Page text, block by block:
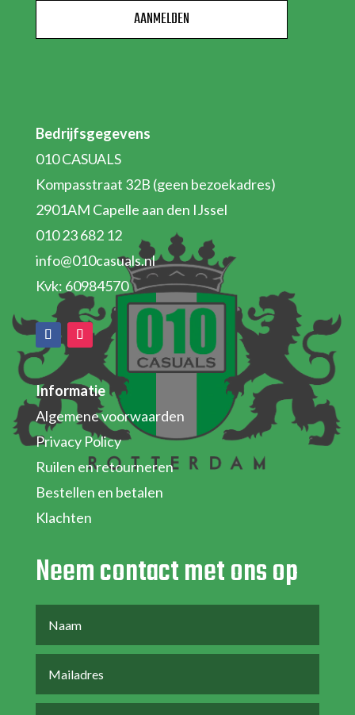
Bedrijfsgegevens
010 CASUALS
Kompasstraat 32B (geen bezoekadres)
2901AM Capelle aan den IJssel
010 23 682 12
info@010casuals.nl
Kvk: 60984570
Informatie
Algemene voorwaarden
Privacy Policy
Ruilen en retourneren
Bestellen en betalen
Klachten
Neem contact met ons op